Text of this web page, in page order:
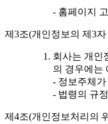
- 홈페이지
제3조(개인정보의 제3
회사는 개인
의 경우에는
- 정보주체
- 법령의 규
제4조(개인정보처리의